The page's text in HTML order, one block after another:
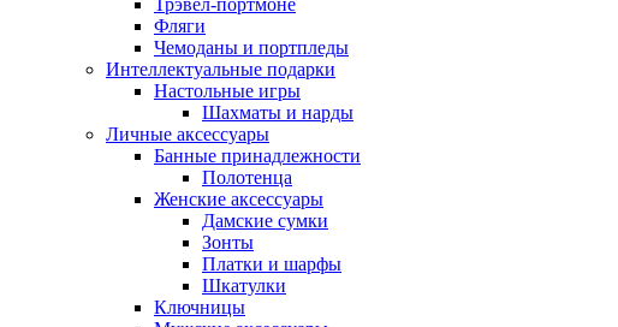
Трэвел-портмоне
Фляги
Чемоданы и портпледы
Интеллектуальные подарки
Настольные игры
Шахматы и нарды
Личные аксессуары
Банные принадлежности
Полотенца
Женские аксессуары
Дамские сумки
Зонты
Платки и шарфы
Шкатулки
Ключницы